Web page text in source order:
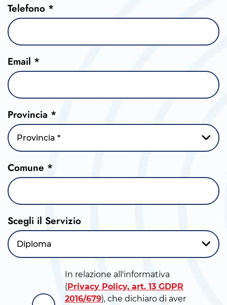
Telefono *
Email *
Provincia *
Provincia *
Comune *
Scegli il Servizio
Diploma
In relazione all'informativa
(Privacy Policy, art. 13 GDPR
2016/679), che dichiaro di aver